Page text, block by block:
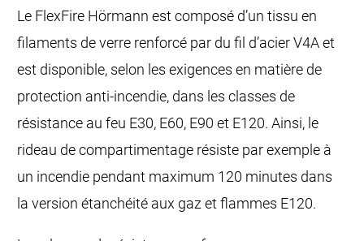
Le FlexFire Hörmann est composé d’un tissu en
filaments de verre renforcé par du fil d’acier V4A et
est disponible, selon les exigences en matière de
protection anti-incendie, dans les classes de
résistance au feu E30, E60, E90 et E120. Ainsi, le
rideau de compartimentage résiste par exemple à
un incendie pendant maximum 120 minutes dans
la version étanchéité aux gaz et flammes E120.